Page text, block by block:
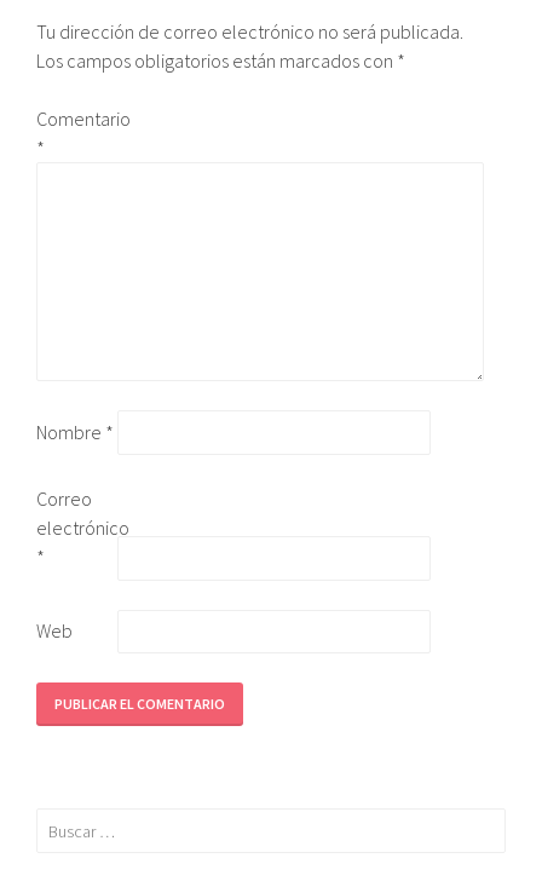
Tu dirección de correo electrónico no será publicada.
Los campos obligatorios están marcados con *
Comentario
*
Nombre *
Correo
electrónico
*
Web